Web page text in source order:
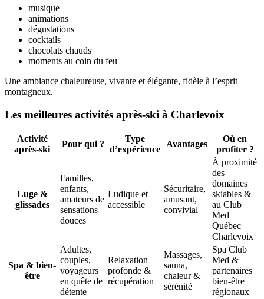
musique
animations
dégustations
cocktails
chocolats chauds
moments au coin du feu
Une ambiance chaleureuse, vivante et élégante, fidèle à l’esprit
montagneux.
Les meilleures activités après-ski à Charlevoix
Activité
après-ski
Pour qui ?
Type
d’expérience
Avantages
Où en
profiter ?
Luge &
glissades
Familles,
enfants,
amateurs de
sensations
douces
Ludique et
accessible
Sécuritaire,
amusant,
convivial
À proximité
des
domaines
skiables &
au Club
Med
Québec
Charlevoix
Spa & bien-
être
Adultes,
couples,
voyageurs
en quête de
détente
Relaxation
profonde &
récupération
Massages,
sauna,
chaleur &
sérénité
Spa Club
Med &
partenaires
bien-être
régionaux